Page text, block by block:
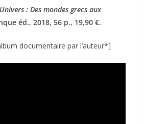
Univers : Des mondes grecs aux
éd., 2018, 56 p., 19,90 €.
documentaire par l’auteur*]